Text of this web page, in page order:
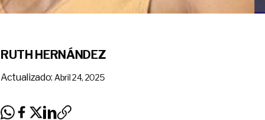
RUTH HERNÁNDEZ
Actualizado: Abril 24, 2025